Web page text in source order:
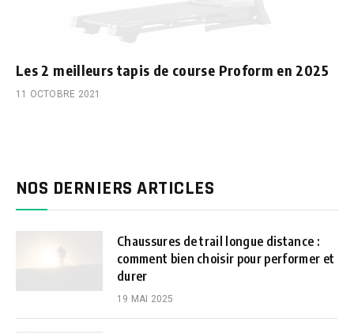
Les 2 meilleurs tapis de course Proform en 2025
11 OCTOBRE 2021
NOS DERNIERS ARTICLES
Chaussures de trail longue distance :
comment bien choisir pour performer et
durer
19 MAI 2025